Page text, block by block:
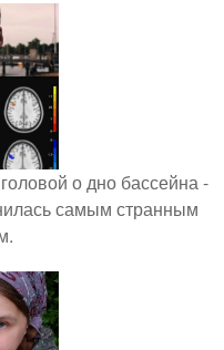
о дно бассейна -
самым странным